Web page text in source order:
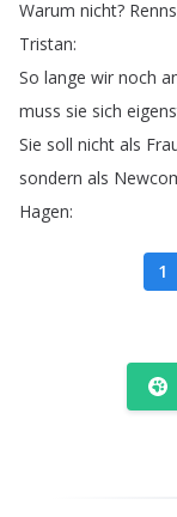
Warum nicht?
Tristan:
So lange wir noch
muss sie sich
Sie soll nicht als
sondern als
Hagen:
1